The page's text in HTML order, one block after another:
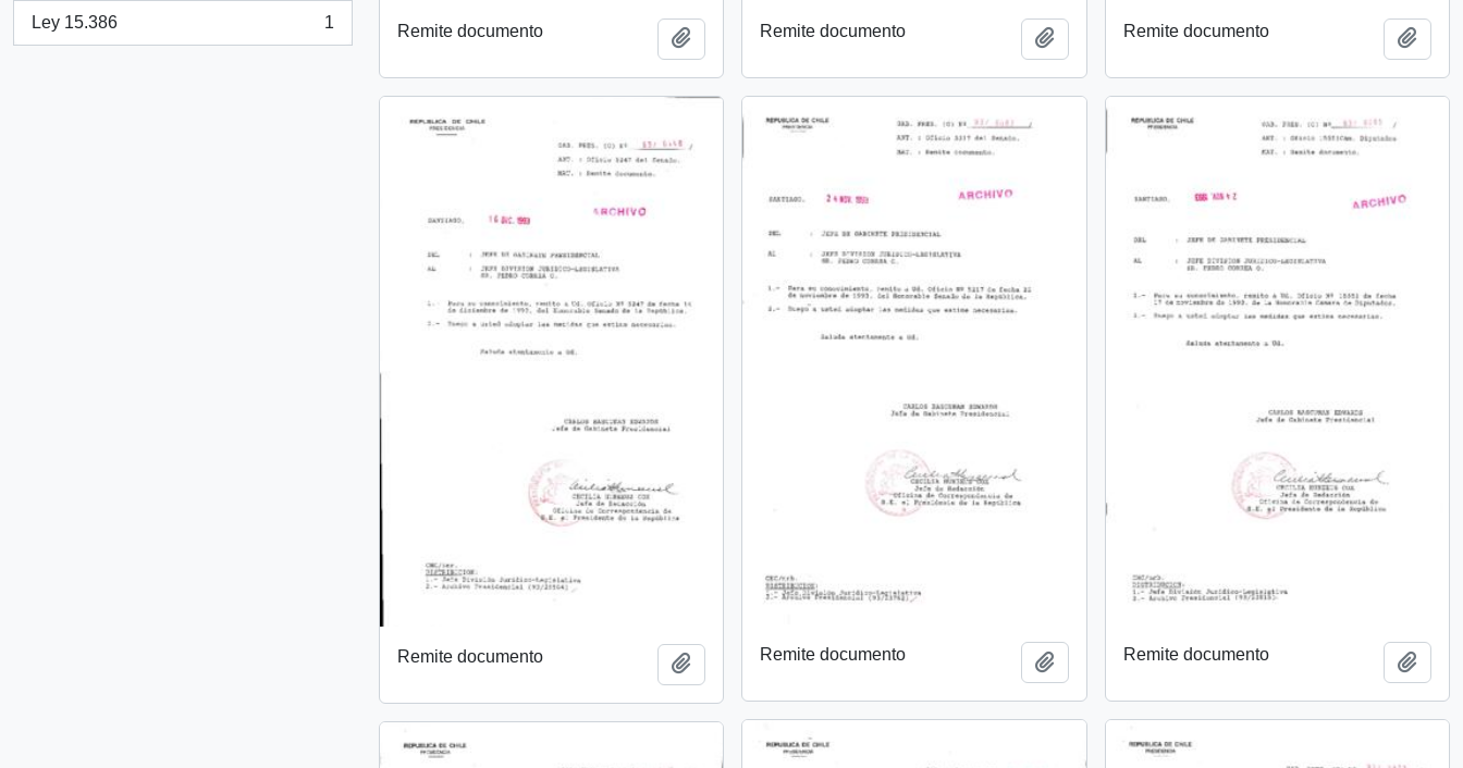
Ley 15.386
, 1 resultados
1 Remite documento
Remite documento Añadir al portapapeles
Remite documento Añadir al portapapeles
Remite documento Añadir al portapapeles
Remite documento Añadir al portapapeles
Remite documento